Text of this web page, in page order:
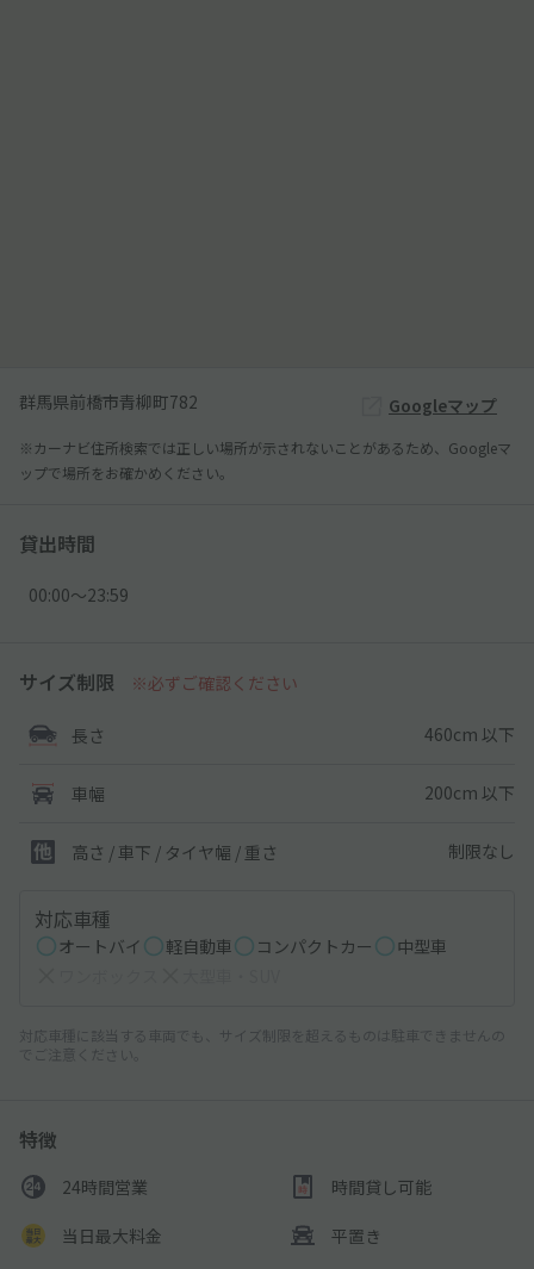
群馬県前橋市青柳町782 Googleマップ
※カーナビ住所検索では正しい場所が示されないことがあるため、Googleマ
ップで場所をお確かめください。
貸出時間
00:00〜23:59
サイズ制限 ※必ずご確認ください
長さ 460cm 以下
車幅 200cm 以下
高さ / 車下 / タイヤ幅 / 重さ 制限なし
対応車種
オートバイ 軽自動車 コンパクトカー
中型車
対応車種に該当する車両でも、サイズ制限を超えるものは駐車できませんの
でご注意ください。
特徴
24時間営業 時間貸し可能
当日最大料金 平置き